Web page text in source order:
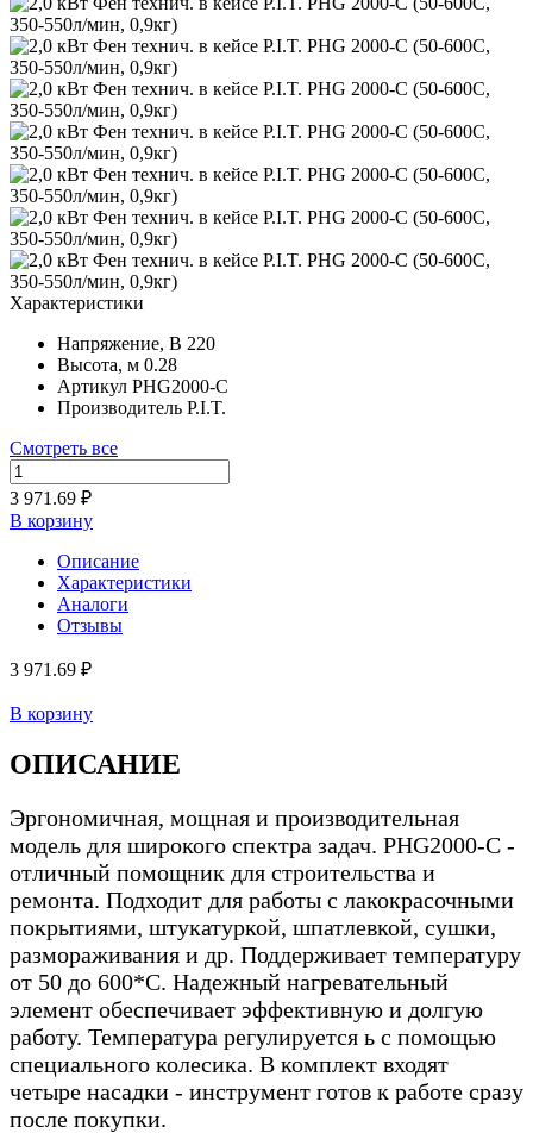
Характеристики
Напряжение, В 220
Высота, м 0.28
Артикул PHG2000-C
Производитель P.I.T.
Смотреть все
3 971.69 ₽
В корзину
Описание
Характеристики
Аналоги
Отзывы
3 971.69 ₽
В корзину
ОПИСАНИЕ
Эргономичная, мощная и производительная
модель для широкого спектра задач. PHG2000-C -
отличный помощник для строительства и
ремонта. Подходит для работы с лакокрасочными
покрытиями, штукатуркой, шпатлевкой, сушки,
размораживания и др. Поддерживает температуру
от 50 до 600*С. Надежный нагревательный
элемент обеспечивает эффективную и долгую
работу. Температура регулируется ь с помощью
специального колесика. В комплект входят
четыре насадки - инструмент готов к работе сразу
после покупки.